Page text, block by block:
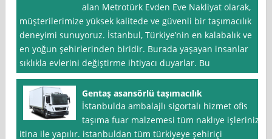
alan Metrotürk Evden Eve Nakliyat olarak,
müşterilerimize yüksek kalitede ve güvenli bir taşımacılık
deneyimi sunuyoruz. İstanbul, Türkiye’nin en kalabalık ve
en yoğun şehirlerinden biridir. Burada yaşayan insanlar
sıklıkla evlerini değiştirme ihtiyacı duyarlar. Bu
Gentaş asansörlü taşımacılık
İstanbulda ambalajlı sigortalı hizmet ofis
taşıma fuar malzemesi tüm naklıye işleriniz
itina ile yapılır. istanbuldan tüm türkiyeye şehiriçi